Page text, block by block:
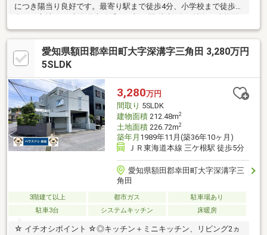
につき陽当り良好です。最寄り駅まで徒歩4分、小学校まで徒歩8
積約61.48坪のゆとりある7LDK・洗面室・浴室・トイレは2箇所ず
つ、キッチンは3箇所有・1階は続き間の和室が設けられ、空間を
アレンジしやすい間取り・2階LDKは2面採光、日照・通風良好・2
階キッチンは会話が弾む対面式・玄関ホールは開放的な吹抜け仕
(約630m)・三ケ根クリニック 徒歩1分(約60m)
愛知県額田郡幸田町大字深溝字三角田 3,280万円
5SLDK
3,280万円
間取り 5SLDK
建物面積212.48m2
土地面積226.72m2
築年月 1989年11月(築36年10ヶ月)
ＪＲ東海道本線 三ケ根駅 徒歩5分
愛知県額田郡幸田町大字深溝字三
角田
3階建て以上 都市ガス
駐車場あり
駐車3台
システムキッチン 床暖房
☆ イチオシポイント ☆◎キッチン＋ミニキッチン、リビング2ヵ